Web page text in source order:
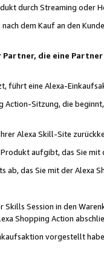
durch Streaming oder
dem Kauf an den
die eine
führt eine Alexa-
Sitzung, die
Alexa Skill-Site
aufgibt, das Sie mit
ab, das Sie mit der Alexa
Session in den
Shopping Action
vorgestellt